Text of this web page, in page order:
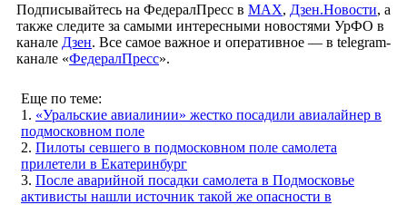
Подписывайтесь на ФедералПресс в МАХ, Дзен.Новости, а
также следите за самыми интересными новостями УрФО в
канале Дзен. Все самое важное и оперативное — в telegram-
канале «ФедералПресс».
Еще по теме:
1. «Уральские авиалинии» жестко посадили авиалайнер в
подмосковном поле
2. Пилоты севшего в подмосковном поле самолета
прилетели в Екатеринбург
3. После аварийной посадки самолета в Подмосковье
активисты нашли источник такой же опасности в